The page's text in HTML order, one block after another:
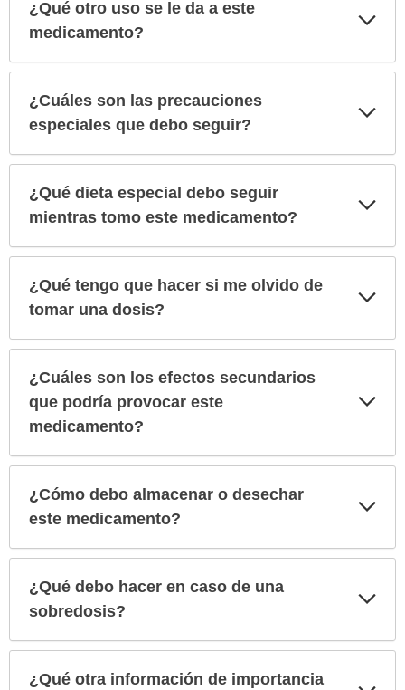
¿Qué otro uso se le da a este
medicamento?
¿Cuáles son las precauciones
especiales que debo seguir?
¿Qué dieta especial debo seguir
mientras tomo este medicamento?
¿Qué tengo que hacer si me olvido de
tomar una dosis?
¿Cuáles son los efectos secundarios
que podría provocar este
medicamento?
¿Cómo debo almacenar o desechar
este medicamento?
¿Qué debo hacer en caso de una
sobredosis?
¿Qué otra información de importancia